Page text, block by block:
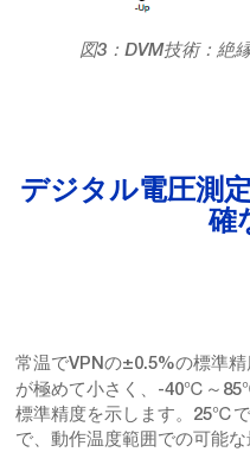
図3：DVM技術：絶
デジタル電圧測
確
常温でVPNの±0.5%の標準精
が極めて小さく、-40℃～
標準精度を示します。25℃
で、動作温度範囲での可能